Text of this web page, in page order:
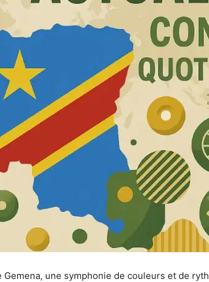
une symphonie de couleurs et de